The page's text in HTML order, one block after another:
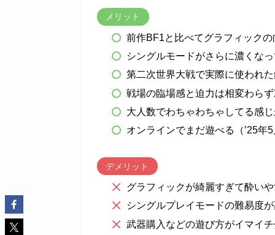
メリット
前作BF1と比べてグラフィック
シングルモードがさらに濃くな
第二次世界大戦で実際に使われ
戦場の臨場感と迫力は相変わら
大人数でわちゃわちゃしてる感
オンラインでまだ遊べる（’25年
デメリット
グラフィックが綺麗すぎて酔い
シングルプレイモードの難易度
武器購入などの遊び方がイマイ